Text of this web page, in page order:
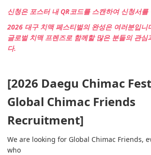
신청은 포스터 내 QR코드를 스캔하여 신청서를
2026 대구 치맥 페스티벌의 완성은 여러분입니
글로벌 치맥 프렌즈로 함께할 많은 분들의 관심
다.
[2026 Daegu Chimac
Global Chimac Friends
Recruitment]
We are looking for Global Chimac Friends,
who